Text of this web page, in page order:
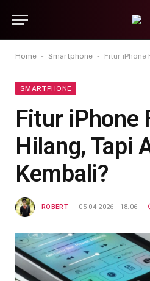
Home - Smartphone - Fitur iPhone
SMARTPHONE
Fitur iPhone
Hilang, Tapi
Kembali?
ROBERT 05-04-2026 - 18.06